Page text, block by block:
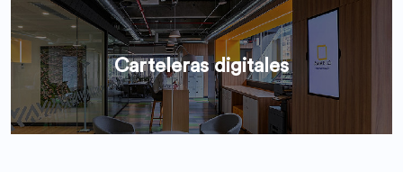
Carteleras digitales